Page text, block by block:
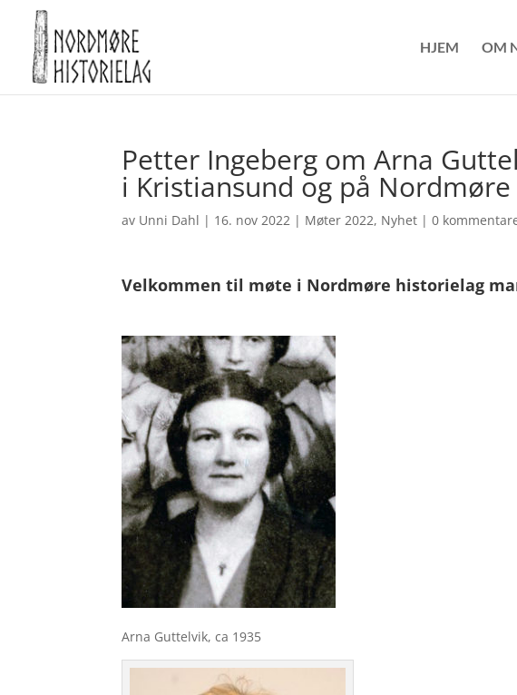
HJEM OM
Petter Ingeberg om Arna
i Kristiansund og på Nordmøre
av Unni Dahl | 16. nov 2022 | Møter 2022, Nyhet |0
Velkommen til møte i Nordmøre historielag
Arna Guttelvik, ca 1935